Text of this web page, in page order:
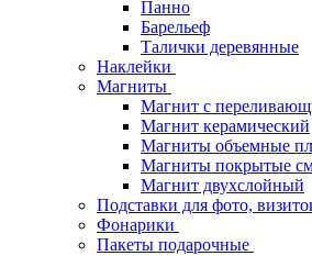
Панно
Барельеф
Талички деревянные
Наклейки
Магниты
Магнит с
Магнит керамический
Магниты объемные
Магниты покрытые
Магнит двухслойный
Подставки для фото,
Фонарики
Пакеты подарочные